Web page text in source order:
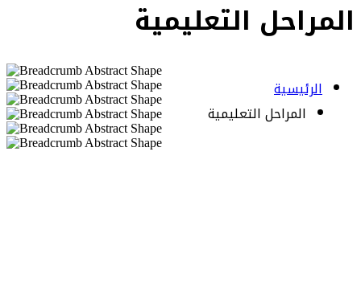
المراحل التعليمية
الرئيسية
المراحل التعليمية